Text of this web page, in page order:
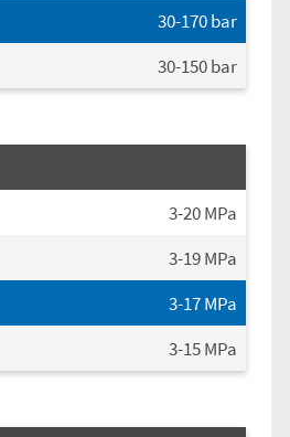
30-170bar
30-150bar
3-20MPa
3-19MPa
3-17MPa
3-15MPa